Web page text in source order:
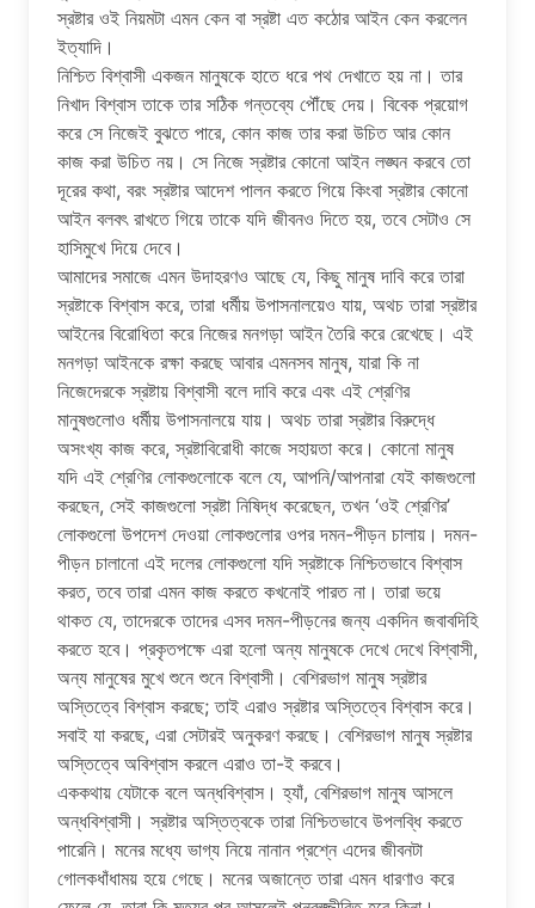
স্রষ্টার ওই নিয়মটা এমন কেন বা স্রষ্টা এত কঠোর আইন কেন করলেন
ইত্যাদি।
নিশ্চিত বিশ্বাসী একজন মানুষকে হাতে ধরে পথ দেখাতে হয় না। তার
নিখাদ বিশ্বাস তাকে তার সঠিক গন্তব্যে পৌঁছে দেয়। বিবেক প্রয়োগ
করে সে নিজেই বুঝতে পারে, কোন কাজ তার করা উচিত আর কোন
কাজ করা উচিত নয়। সে নিজে স্রষ্টার কোনো আইন লঙ্ঘন করবে তো
দূরের কথা, বরং স্রষ্টার আদেশ পালন করতে গিয়ে কিংবা স্রষ্টার কোনো
আইন বলবৎ রাখতে গিয়ে তাকে যদি জীবনও দিতে হয়, তবে সেটাও সে
হাসিমুখে দিয়ে দেবে।
আমাদের সমাজে এমন উদাহরণও আছে যে, কিছু মানুষ দাবি করে তারা
স্রষ্টাকে বিশ্বাস করে, তারা ধর্মীয় উপাসনালয়েও যায়, অথচ তারা স্রষ্টার
আইনের বিরোধিতা করে নিজের মনগড়া আইন তৈরি করে রেখেছে। এই
মনগড়া আইনকে রক্ষা করছে আবার এমনসব মানুষ, যারা কি না
নিজেদেরকে স্রষ্টায় বিশ্বাসী বলে দাবি করে এবং এই শ্রেণির
মানুষগুলোও ধর্মীয় উপাসনালয়ে যায়। অথচ তারা স্রষ্টার বিরুদ্ধে
অসংখ্য কাজ করে, স্রষ্টাবিরোধী কাজে সহায়তা করে। কোনো মানুষ
যদি এই শ্রেণির লোকগুলোকে বলে যে, আপনি/আপনারা যেই কাজগুলো
করছেন, সেই কাজগুলো স্রষ্টা নিষিদ্ধ করেছেন, তখন ‘ওই শ্রেণির’
লোকগুলো উপদেশ দেওয়া লোকগুলোর ওপর দমন-পীড়ন চালায়। দমন-
পীড়ন চালানো এই দলের লোকগুলো যদি স্রষ্টাকে নিশ্চিতভাবে বিশ্বাস
করত, তবে তারা এমন কাজ করতে কখনোই পারত না। তারা ভয়ে
থাকত যে, তাদেরকে তাদের এসব দমন-পীড়নের জন্য একদিন জবাবদিহি
করতে হবে। প্রকৃতপক্ষে এরা হলো অন্য মানুষকে দেখে দেখে বিশ্বাসী,
অন্য মানুষের মুখে শুনে শুনে বিশ্বাসী। বেশিরভাগ মানুষ স্রষ্টার
অস্তিত্বে বিশ্বাস করছে; তাই এরাও স্রষ্টার অস্তিত্বে বিশ্বাস করে।
সবাই যা করছে, এরা সেটারই অনুকরণ করছে। বেশিরভাগ মানুষ স্রষ্টার
অস্তিত্বে অবিশ্বাস করলে এরাও তা-ই করবে।
এককথায় যেটাকে বলে অন্ধবিশ্বাস। হ্যাঁ, বেশিরভাগ মানুষ আসলে
অন্ধবিশ্বাসী। স্রষ্টার অস্তিত্বকে তারা নিশ্চিতভাবে উপলব্ধি করতে
পারেনি। মনের মধ্যে ভাগ্য নিয়ে নানান প্রশ্নে এদের জীবনটা
গোলকধাঁধাময় হয়ে গেছে। মনের অজান্তে তারা এমন ধারণাও করে